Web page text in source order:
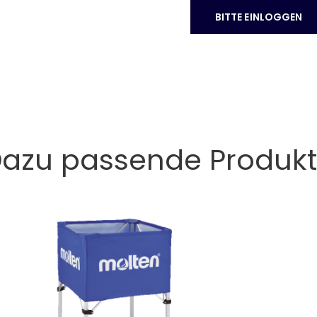
BITTE EINLOGGEN
passende